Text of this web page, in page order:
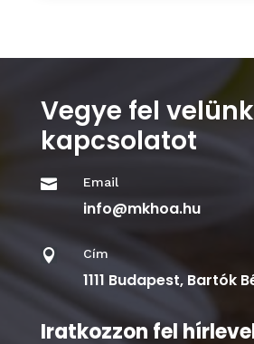
Vegye fel
kapcsolatot
 Email
info@mkhoa.hu
 Cím
1111 Budapest, Bartók
Iratkozzon fel